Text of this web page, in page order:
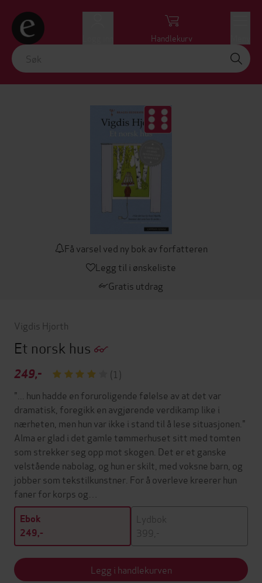
Handlekurv
Få varsel ved ny bok av forfatteren
Legg til i ønskeliste
Gratis utdrag
Vigdis Hjorth
Et norsk hus
249,-
(1)
"... hun hadde en foruroligende følelse av at det var
dramatisk, foregikk en avgjørende verdikamp like i
nærheten, men hun var ikke i stand til å lese situasjonen."
Alma er glad i det gamle tømmerhuset sitt med tomten
som strekker seg opp mot skogen. Det er et ganske
velstående nabolag, og hun er skilt, med voksne barn, og
jobber som tekstilkunstner. For å overleve kreerer hun
faner for korps og…
Ebok
249,-
Lydbok
399,-
Legg i handlekurven